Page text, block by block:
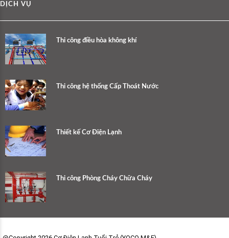
DỊCH VỤ
Thi công điều hòa không khí
Thi công hệ thống Cấp Thoát Nước
Thiết kế Cơ Điện Lạnh
Thi công Phòng Cháy Chữa Cháy